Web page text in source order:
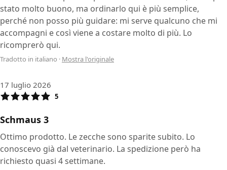
stato molto buono, ma ordinarlo qui è più semplice,
perché non posso più guidare: mi serve qualcuno che mi
accompagni e così viene a costare molto di più. Lo
ricomprerò qui.
Tradotto in italiano · Mostra l'originale
17 luglio 2026
5
Schmaus 3
Ottimo prodotto. Le zecche sono sparite subito. Lo
conoscevo già dal veterinario. La spedizione però ha
richiesto quasi 4 settimane.